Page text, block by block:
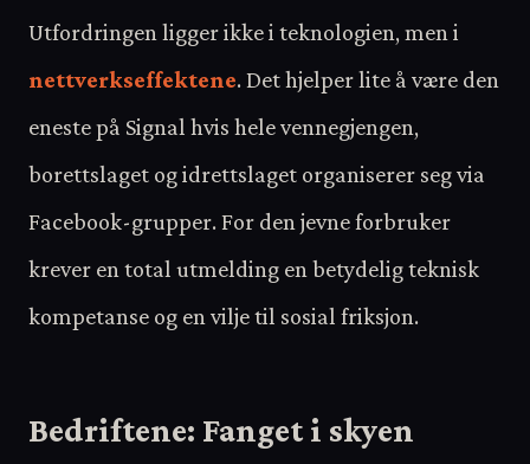
Utfordringen ligger ikke i teknologien, men i
nettverkseffektene. Det hjelper lite å være den
eneste på Signal hvis hele vennegjengen,
borettslaget og idrettslaget organiserer seg via
Facebook-grupper. For den jevne forbruker
krever en total utmelding en betydelig teknisk
kompetanse og en vilje til sosial friksjon.
Bedriftene: Fanget i skyen